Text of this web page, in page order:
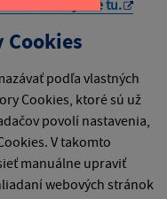
Cookies nájdetetu.
podľa vlastných
Cookies, ktoré sú už
povolí nastavenia,
V takomto
manuálne upraviť
webových stránok